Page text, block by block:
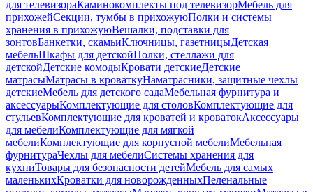
для телевизораКаминокомплекты под телевизорМебель для
прихожейСекции, тумбы в прихожуюПолки и системы
хранения в прихожуюВешалки, подставки для
зонтовБанкетки, скамьиКлючницы, газетницыДетская
мебельШкафы для детскойПолки, стеллажи для
детскойДетские комодыКровати детскиеДетские
матрасыМатрасы в кроваткуНаматрасники, защитные чехлы
детскиеМебель для детского садаМебельная фурнитура и
аксессуарыКомплектующие для столовКомплектующие для
стульевКомплектующие для кроватей и кроватокАксессуары
для мебелиКомплектующие для мягкой
мебелиКомплектующие для корпусной мебелиМебельная
фурнитураЧехлы для мебелиСистемы хранения для
кухниТовары для безопасности детейМебель для самых
маленькихКроватки для новорожденныхПеленальные